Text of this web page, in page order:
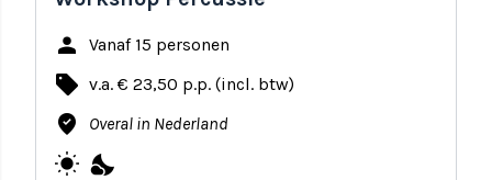
person Vanaf 15 personen
local_offer v.a. € 23,50 p.p. (incl. btw)
where_to_vote Overal in Nederland
wb_sunny nights_stay